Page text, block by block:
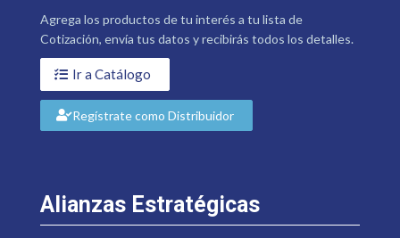
Agrega los productos de tu interés a tu lista de
Cotización, envía tus datos y recibirás todos los detalles.
Ir a Catálogo
Regístrate como Distribuidor
Alianzas Estratégicas